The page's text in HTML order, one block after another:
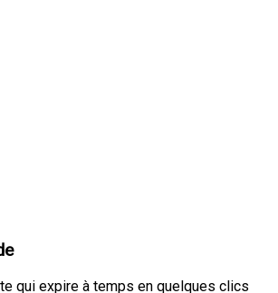
qui expire à temps en quelques clics